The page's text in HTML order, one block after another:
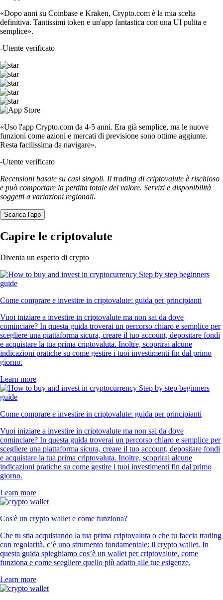
«Dopo anni su Coinbase e Kraken, Crypto.com è la mia scelta
definitiva. Tantissimi token e un'app fantastica con una UI pulita e
semplice».
-Utente verificato
«Uso l'app Crypto.com da 4-5 anni. Era già semplice, ma le nuove
funzioni come azioni e mercati di previsione sono ottime aggiunte.
Resta facilissima da navigare».
-Utente verificato
Recensioni basate su casi singoli. Il trading di criptovalute è rischioso
e può comportare la perdita totale del valore. Servizi e disponibilità
soggetti a variazioni regionali.
Scarica l'app
Capire le criptovalute
Diventa un esperto di crypto
Come comprare e investire in criptovalute: guida per principianti
Vuoi iniziare a investire in criptovalute ma non sai da dove
cominciare? In questa guida troverai un percorso chiaro e semplice per
scegliere una piattaforma sicura, creare il tuo account, depositare fondi
e acquistare la tua prima criptovaluta. Inoltre, scoprirai alcune
indicazioni pratiche su come gestire i tuoi investimenti fin dal primo
giorno.
Learn more
Come comprare e investire in criptovalute: guida per principianti
Vuoi iniziare a investire in criptovalute ma non sai da dove
cominciare? In questa guida troverai un percorso chiaro e semplice per
scegliere una piattaforma sicura, creare il tuo account, depositare fondi
e acquistare la tua prima criptovaluta. Inoltre, scoprirai alcune
indicazioni pratiche su come gestire i tuoi investimenti fin dal primo
giorno.
Learn more
Cos'è un crypto wallet e come funziona?
Che tu stia acquistando la tua prima criptovaluta o che tu faccia trading
con regolarità, c’è uno strumento fondamentale: il crypto wallet. In
questa guida spieghiamo cos’è un wallet per criptovalute, come
funziona e come scegliere quello più adatto alle tue esigenze.
Learn more